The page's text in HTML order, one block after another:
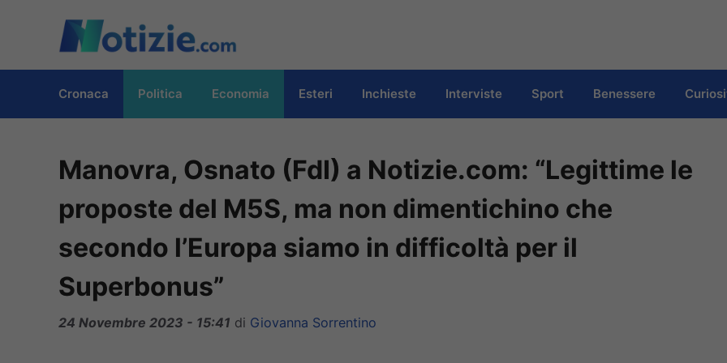
contenuto
Cronaca Politica Economia Esteri Inchieste Interviste Sport Benessere
Manovra, Osnato (FdI) a Notizie.com: “Legittime le
proposte del M5S, ma non dimentichino che
secondo l’Europa siamo in difficoltà per il
Superbonus”
24 Novembre 2023 - 15:41 di Giovanna Sorrentino